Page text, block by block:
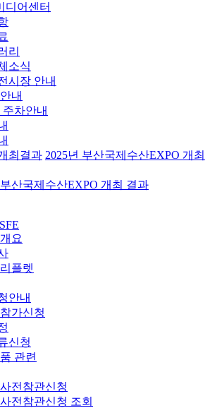
디어센터
리
소식
시장 안내
내
주차안내
최결과 2025년 부산국제수산EXPO 개최
산국제수산EXPO 개최 결과
요
플렛
안내
가신청
신청
관련
전참관신청
전참관신청 조회